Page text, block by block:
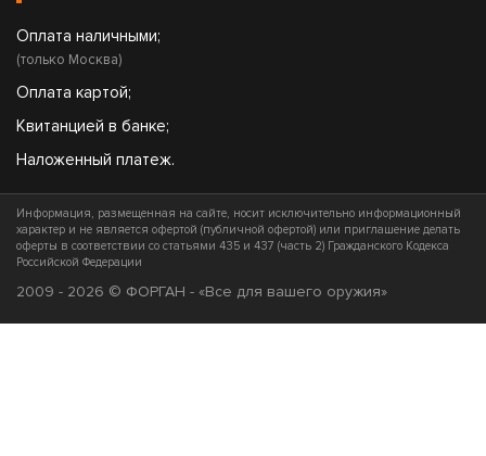
Оплата наличными;
(только Москва)
Оплата картой;
Квитанцией в банке;
Наложенный платеж.
Информация, размещенная на сайте, носит исключительно информационный
характер и не является офертой (публичной офертой) или приглашение делать
оферты в соответствии со статьями 435 и 437 (часть 2) Гражданского Кодекса
Российской Федерации
2009 - 2026 © ФОРГАН - «Все для вашего оружия»